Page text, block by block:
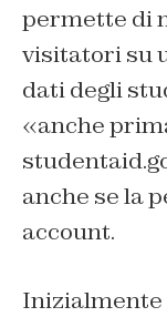
permette di
visitatori su
dati degli
«anche
anche se la
account.
Inizialmente